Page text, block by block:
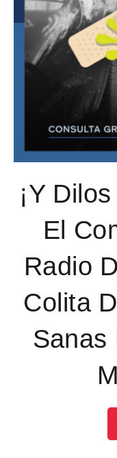
¡Y
El
Radio
Colita
Sanas